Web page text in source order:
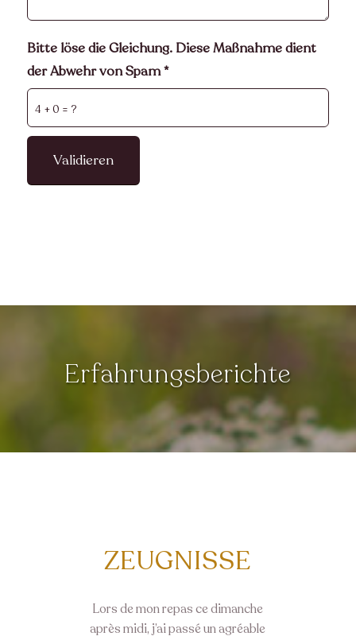
4 + 0 = ?
Bitte löse die Gleichung. Diese Maßnahme dient
der Abwehr von Spam*
Erfahrungsberichte
ZEUGNISSE
Lors de mon repas ce dimanche
après midi, j’ai passé un agréable